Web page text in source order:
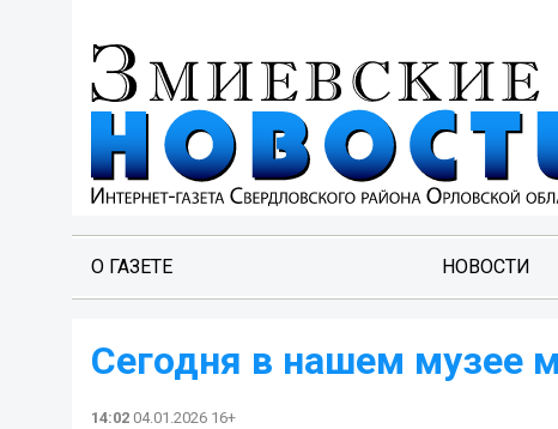
О ГАЗЕТЕ НОВОСТИ
Сегодня в нашем музее
14:02 04.01.2026 16+